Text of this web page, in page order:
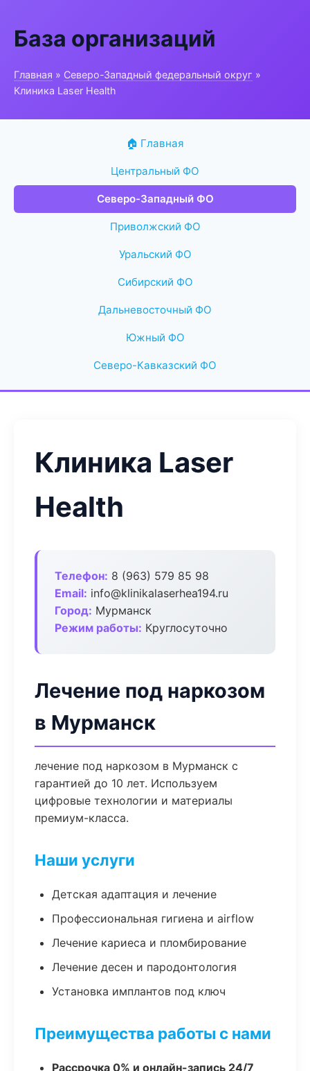
База организаций
Главная » Северо-Западный федеральный округ »
Клиника Laser Health
🏠 Главная
Центральный ФО
Северо-Западный ФО
Приволжский ФО
Уральский ФО
Сибирский ФО
Дальневосточный ФО
Южный ФО
Северо-Кавказский ФО
Клиника Laser
Health
Телефон: 8 (963) 579 85 98
Email: info@klinikalaserhea194.ru
Город: Мурманск
Режим работы: Круглосуточно
Лечение под наркозом
в Мурманск
лечение под наркозом в Мурманск с
гарантией до 10 лет. Используем
цифровые технологии и материалы
премиум-класса.
Наши услуги
Детская адаптация и лечение
Профессиональная гигиена и airflow
Лечение кариеса и пломбирование
Лечение десен и пародонтология
Установка имплантов под ключ
Преимущества работы с нами
Рассрочка 0% и онлайн-запись 24/7